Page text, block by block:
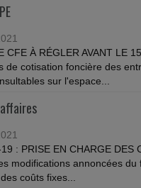
CFE À RÉGLER AVANT LE
de cotisation foncière des
sur l'espace...
: PRISE EN CHARGE DES
modifications annoncées
coûts fixes...